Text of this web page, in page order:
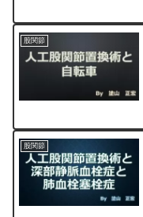
股関節
股関節